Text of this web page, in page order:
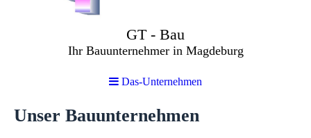
GT - Bau
Ihr Bauunternehmer in Magdeburg
Das-Unternehmen
Unser Bauunternehmen